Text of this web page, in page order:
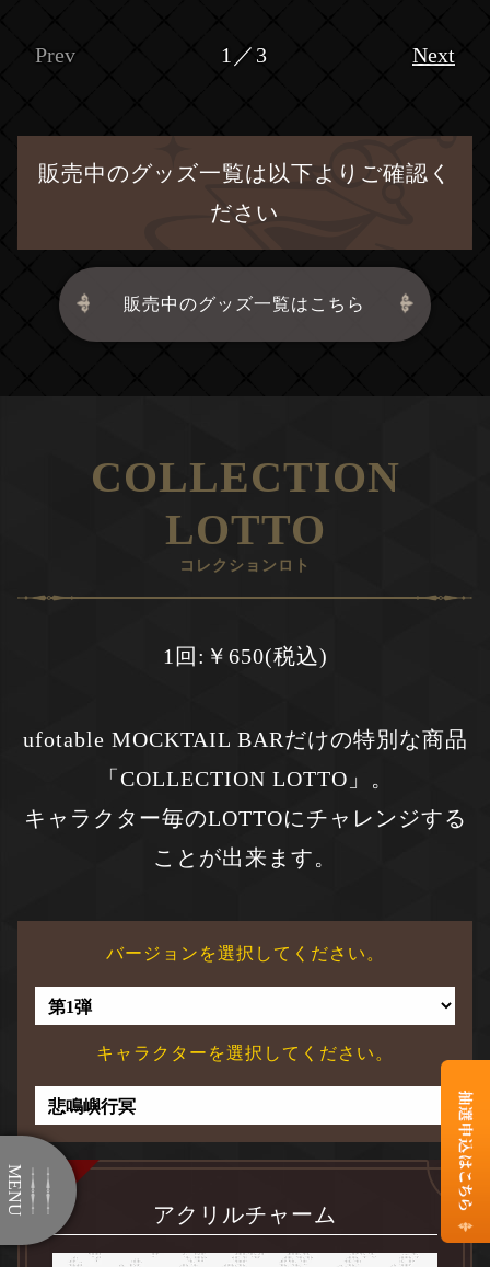
Prev 1／3 Next
販売中のグッズ一覧は以下よりご確認く
ださい
販売中のグッズ一覧はこちら
COLLECTION
LOTTO
コレクションロト
1回:￥650(税込)
ufotable MOCKTAIL BARだけの特別な商品
「COLLECTION LOTTO」。
キャラクター毎のLOTTOにチャレンジする
ことが出来ます。
バージョンを選択してください。
キャラクターを選択してください。
アクリルチャーム